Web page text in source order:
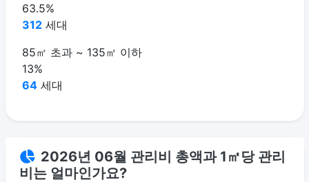
63.5%
312 세대
85㎡ 초과 ~ 135㎡ 이하
13%
64 세대
2026년 06월 관리비 총액과 1㎡당 관리
비는 얼마인가요?